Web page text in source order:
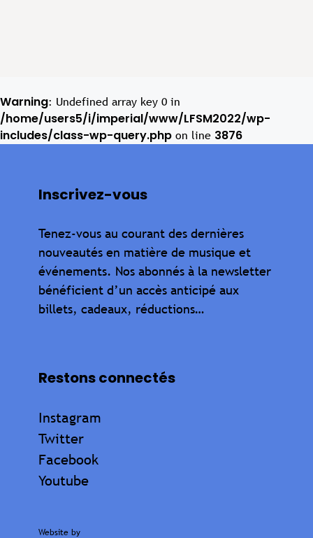
Warning: Undefined array key 0 in
/home/users5/i/imperial/www/LFSM2022/wp-
includes/class-wp-query.php on line 3876
Inscrivez-vous
Tenez-vous au courant des dernières
nouveautés en matière de musique et
événements. Nos abonnés à la newsletter
bénéficient d’un accès anticipé aux
billets, cadeaux, réductions…
Restons connectés
Instagram
Twitter
Facebook
Youtube
Website by